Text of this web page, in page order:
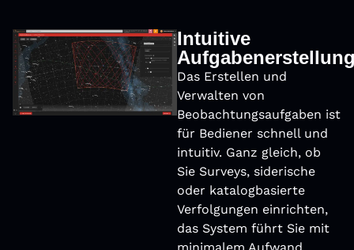
Intuitive
Das Erstellen und
Verwalten von
Beobachtungsaufgaben ist
für Bediener schnell und
intuitiv. Ganz gleich, ob
Sie Surveys, siderische
oder katalogbasierte
Verfolgungen einrichten,
das System führt Sie mit